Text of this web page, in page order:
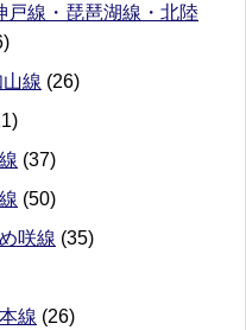
戸線・琵琶湖線・北陸
線 (26)
(37)
(50)
咲線 (35)
線 (26)